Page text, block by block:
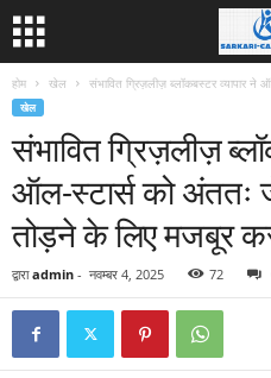
होम खेल संभावित ग्रिज़लीज़ ब्लॉकबस्टर व्यापार
खेल
संभावित ग्रिज़लीज़
ऑल-स्टार्स को
तोड़ने के लिए मजबूर
द्वारा admin - नवम्बर 4, 2025 72